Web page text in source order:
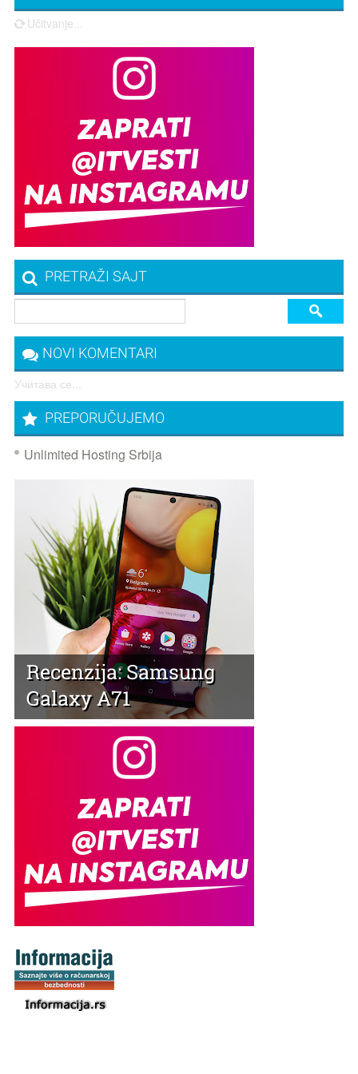
Učitvanje...
PRETRAŽI SAJT
NOVI KOMENTARI
Учитава се...
PREPORUČUJEMO
Unlimited Hosting Srbija
Recenzija: Samsung
Galaxy A71